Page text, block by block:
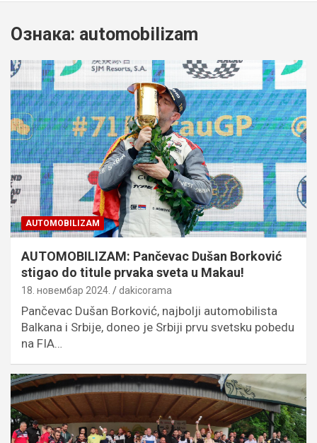
Ознака: automobilizam
AUTOMOBILIZAM
AUTOMOBILIZAM: Pančevac Dušan Borković
stigao do titule prvaka sveta u Makau!
18. новембар 2024. dakicorama
Pančevac Dušan Borković, najbolji automobilista
Balkana i Srbije, doneo je Srbiji prvu svetsku pobedu
na FIA…